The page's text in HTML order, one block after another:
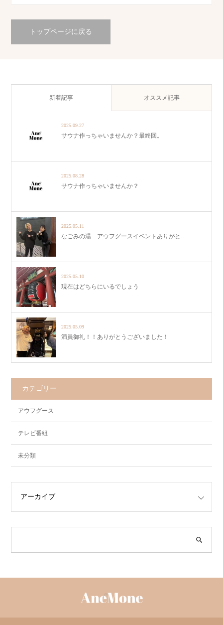
トップページに戻る
新着記事 オススメ記事
2025.09.27
サウナ作っちゃいませんか？最終回。
2025.08.28
サウナ作っちゃいませんか？
2025.05.11
なごみの湯 アウフグースイベントありがと…
2025.05.10
現在はどちらにいるでしょう
2025.05.09
満員御礼！！ありがとうございました！
カテゴリー
アウフグース
テレビ番組
未分類